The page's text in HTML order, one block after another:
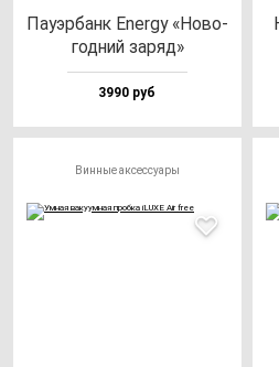
Пауэр­банк Energy «Ново­
год­ний за­ряд»
3990 руб
Винные аксессуары